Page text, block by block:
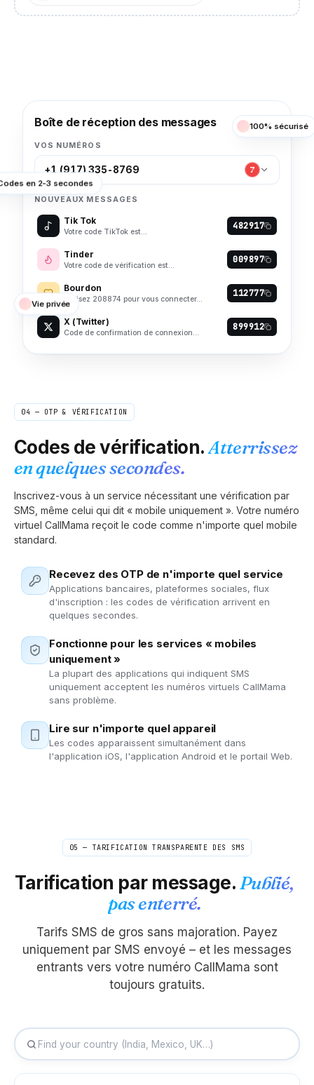
en 2-3 secondes
100% sécurisé
Vie privée
Boîte de réception des messages
VOS NUMÉROS
+1 (917) 335-8769 7
NOUVEAUX MESSAGES
Tik Tok
Votre code TikTok est…
482917
Tinder
Votre code de vérification est…
009897
Bourdon
Utilisez 208874 pour vous connecter…
112777
X (Twitter)
Code de confirmation de connexion…
899912
04 — OTP & VÉRIFICATION
Codes de vérification.Atterrissez
en quelques secondes.
Inscrivez-vous à un service nécessitant une vérification par
SMS, même celui qui dit « mobile uniquement ». Votre numéro
virtuel CallMama reçoit le code comme n'importe quel mobile
standard.
Recevez des OTP de n'importe quel service
Applications bancaires, plateformes sociales, flux
d'inscription : les codes de vérification arrivent en
quelques secondes.
Fonctionne pour les services « mobiles
uniquement »
La plupart des applications qui indiquent SMS
uniquement acceptent les numéros virtuels CallMama
sans problème.
Lire sur n'importe quel appareil
Les codes apparaissent simultanément dans
l'application iOS, l'application Android et le portail Web.
05 — TARIFICATION TRANSPARENTE DES SMS
Tarification par message.Publié,
pas enterré.
Tarifs SMS de gros sans majoration. Payez
uniquement par SMS envoyé – et les messages
entrants vers votre numéro CallMama sont
toujours gratuits.